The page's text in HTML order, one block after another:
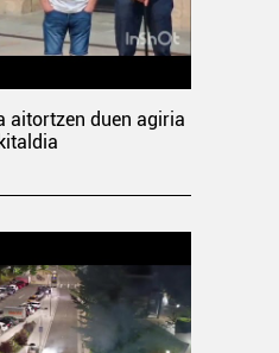
aitortzen duen agiria